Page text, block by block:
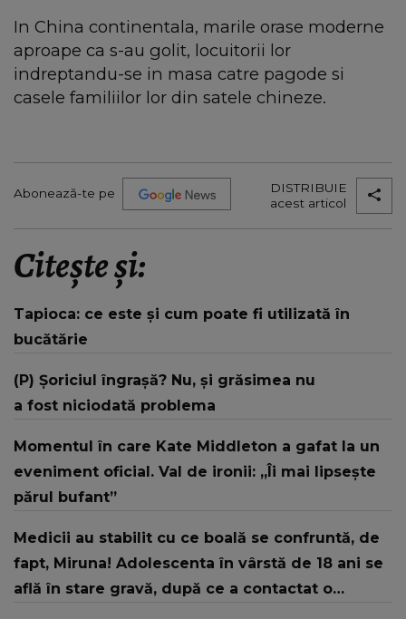
In China continentala, marile orase moderne
aproape ca s-au golit, locuitorii lor
indreptandu-se in masa catre pagode si
casele familiilor lor din satele chineze.
Abonează-te pe
DISTRIBUIE
acest articol
Citește și:
Tapioca: ce este și cum poate fi utilizată în
bucătărie
(P) Șoriciul îngrașă? Nu, și grăsimea nu
a fost niciodată problema
Momentul în care Kate Middleton a gafat la un
eveniment oficial. Val de ironii: „Îi mai lipsește
părul bufant”
Medicii au stabilit cu ce boală se confruntă, de
fapt, Miruna! Adolescenta în vârstă de 18 ani se
află în stare gravă, după ce a contactat o